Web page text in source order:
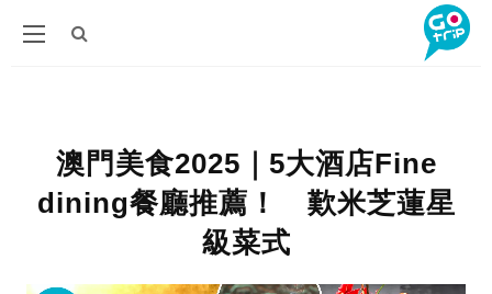
澳門美食2025｜5大酒店Fine
dining餐廳推薦！ 歎米芝蓮星
級菜式